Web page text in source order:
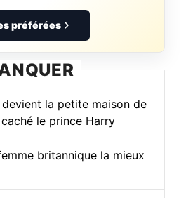
préférées
la petite maison de
le prince Harry
britannique la mieux